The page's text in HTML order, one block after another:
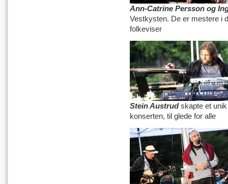
Ann-Catrine Persson og
Vestkysten. De er mestere i
folkeviser
Stein Austrudskapte et unik
konserten, til glede for alle